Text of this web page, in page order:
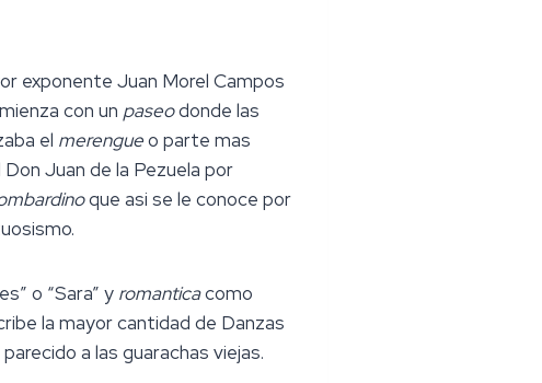
exponente Juan Morel Campos
con un paseodonde las
el merengueo parte mas
Juan de la Pezuela por
que asi se le conoce por
o “Sara” y romanticacomo
la mayor cantidad de Danzas
a las guarachas viejas.